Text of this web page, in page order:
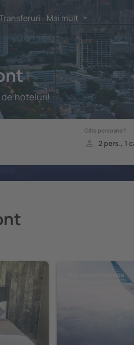
Mai mult
hoteluri!
FORT SASKATCHEWAN